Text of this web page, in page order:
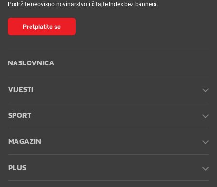
Podržite neovisno novinarstvo i čitajte Index bez bannera.
Pretplatite se
NASLOVNICA
VIJESTI
SPORT
MAGAZIN
PLUS